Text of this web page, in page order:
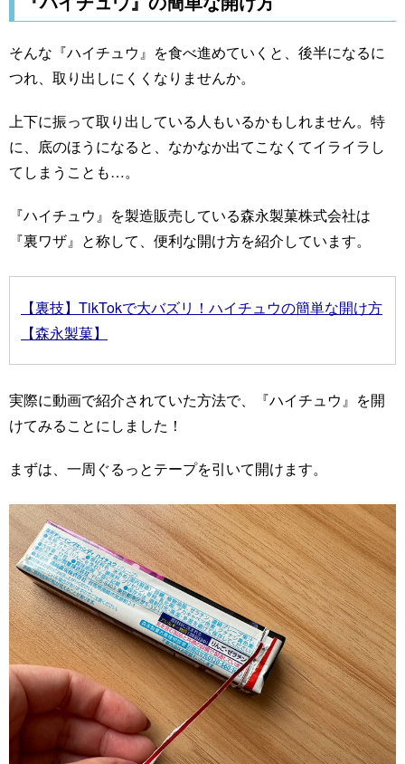
そんな『ハイチュウ』を食べ進めていくと、後半になるに
つれ、取り出しにくくなりませんか。
上下に振って取り出している人もいるかもしれません。特
に、底のほうになると、なかなか出てこなくてイライラし
てしまうことも…。
『ハイチュウ』を製造販売している森永製菓株式会社は
『裏ワザ』と称して、便利な開け方を紹介しています。
【裏技】TikTokで大バズリ！ハイチュウの簡単な開け方
【森永製菓】
実際に動画で紹介されていた方法で、『ハイチュウ』を開
けてみることにしました！
まずは、一周ぐるっとテープを引いて開けます。